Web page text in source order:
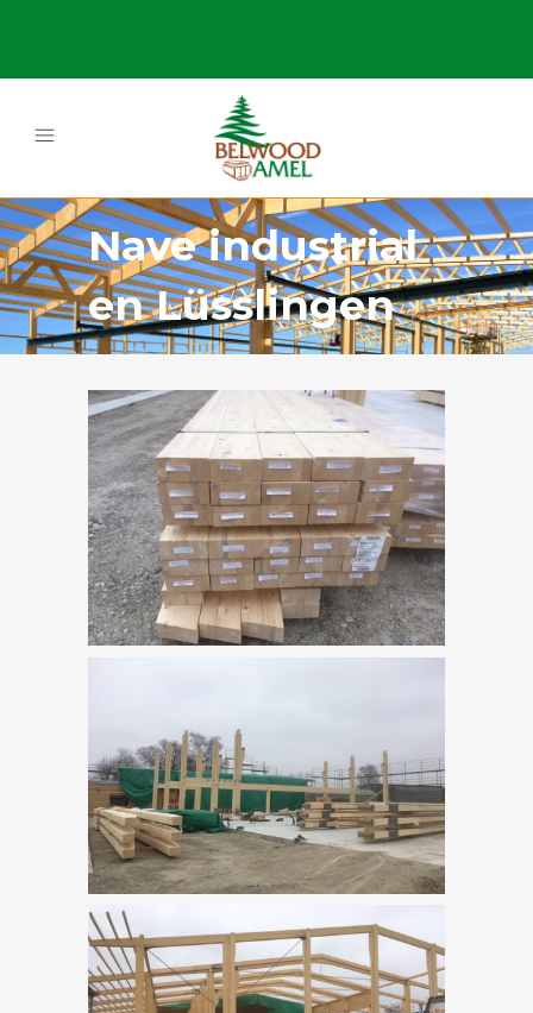
Nave industrial
en Lüsslingen